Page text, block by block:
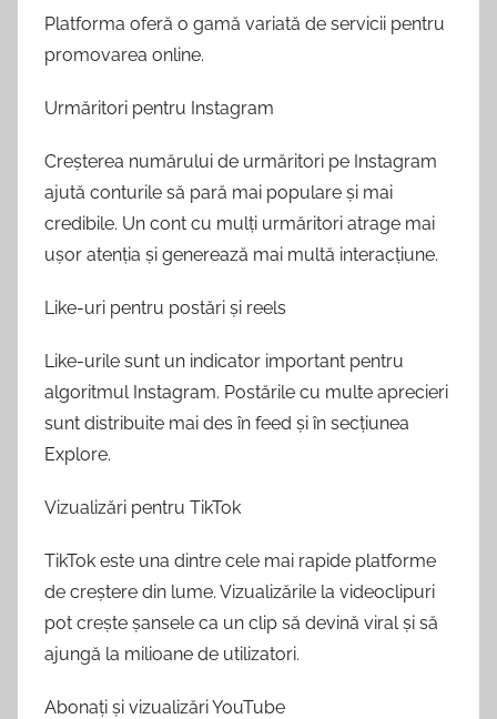
Platforma oferă o gamă variată de servicii pentru
promovarea online.
Urmăritori pentru Instagram
Creșterea numărului de urmăritori pe Instagram
ajută conturile să pară mai populare și mai
credibile. Un cont cu mulți urmăritori atrage mai
ușor atenția și generează mai multă interacțiune.
Like-uri pentru postări și reels
Like-urile sunt un indicator important pentru
algoritmul Instagram. Postările cu multe aprecieri
sunt distribuite mai des în feed și în secțiunea
Explore.
Vizualizări pentru TikTok
TikTok este una dintre cele mai rapide platforme
de creștere din lume. Vizualizările la videoclipuri
pot crește șansele ca un clip să devină viral și să
ajungă la milioane de utilizatori.
Abonați și vizualizări YouTube